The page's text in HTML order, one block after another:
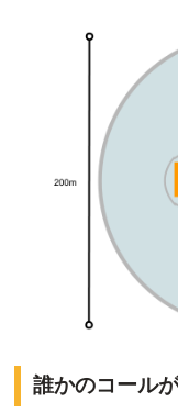
誰かのコール